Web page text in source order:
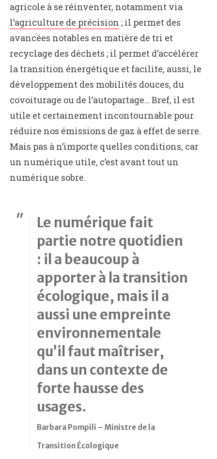
agricole à se réinventer, notamment via
l’agriculture de précision ; il permet des
avancées notables en matière de tri et
recyclage des déchets ; il permet d’accélérer
la transition énergétique et facilite, aussi, le
développement des mobilités douces, du
covoiturage ou de l’autopartage… Bref, il est
utile et certainement incontournable pour
réduire nos émissions de gaz à effet de serre.
Mais pas à n’importe quelles conditions, car
un numérique utile, c’est avant tout un
numérique sobre.
Le numérique fait
partie notre quotidien
: il a beaucoup à
apporter à la transition
écologique, mais il a
aussi une empreinte
environnementale
qu’il faut maîtriser,
dans un contexte de
forte hausse des
usages.
Barbara Pompili – Ministre de la
Transition Écologique